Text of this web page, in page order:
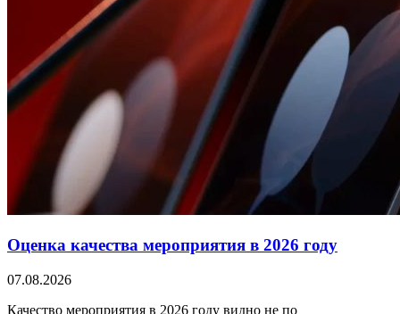
Оценка качества мероприятия в 2026 году
07.08.2026
Качество мероприятия в 2026 году видно не по